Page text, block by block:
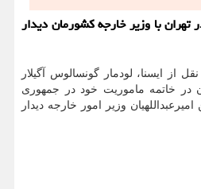
تهران با وزیر خارجه کشورمان دیدار
از ایسنا، لودمار گونسالوس آگیلار
در خاتمه ماموریت خود در جمهوری
وزیر امور خارجه دیدار